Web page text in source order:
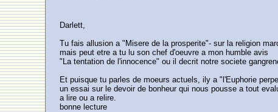
Darlett,
Tu fais allusion a "Misere de la prosperite"- sur la religion
mais peut etre a tu lu son chef d'oeuvre a mon humble avis
"La tentation de l'innocence" ou il decrit notre societe
Et puisque tu parles de moeurs actuels, ily a "l'Euphorie
un essai sur le devoir de bonheur qui nous pousse a tout
a lire ou a relire.
bonne lecture